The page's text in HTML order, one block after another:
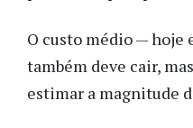
O custo médio — hoje
também deve cair,
estimar a magnitude